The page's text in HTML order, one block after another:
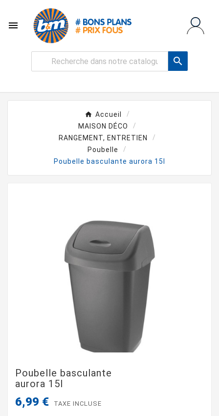


Accueil
MAISON DÉCO
RANGEMENT, ENTRETIEN
Poubelle
Poubelle basculante aurora 15l
Poubelle basculante
aurora 15l
6,99 € TAXE INCLUSE